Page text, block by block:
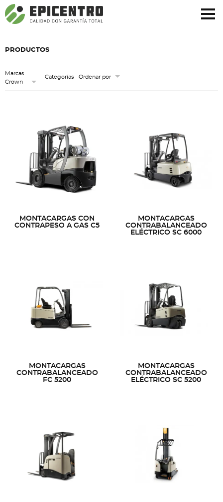
¿Olvidó su contraseña?Regístrese aquí
PRODUCTOS
Marcas
Crown
Categorías Ordenar por
MONTACARGAS CON
CONTRAPESO A GAS C5
MONTACARGAS
CONTRABALANCEADO
ELÉCTRICO SC 6000
MONTACARGAS
CONTRABALANCEADO
FC 5200
MONTACARGAS
CONTRABALANCEADO
ELÉCTRICO SC 5200